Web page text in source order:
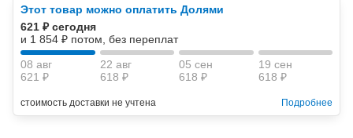
НЛП
Этот товар можно оплатить Долями
621 ₽ сегодня
и 1 854 ₽ потом, без переплат
08 авг
621 ₽
22 авг
618 ₽
05 сен
618 ₽
19 сен
618 ₽
стоимость доставки не учтена Подробнее